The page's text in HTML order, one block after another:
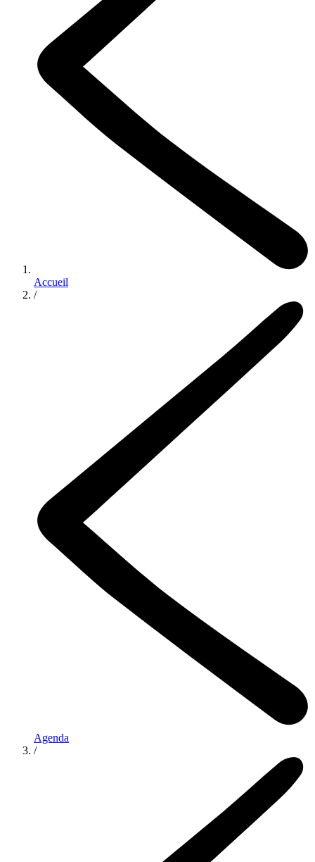
Accueil
/
Agenda
/